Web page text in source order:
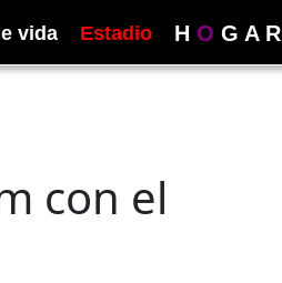
vida Estadio H O G A R
con el